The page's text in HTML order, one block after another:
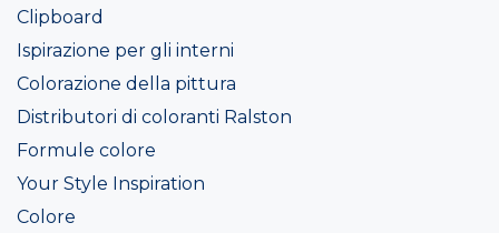
Clipboard
Ispirazione per gli interni
Colorazione della pittura
Distributori di coloranti Ralston
Formule colore
Your Style Inspiration
Colore